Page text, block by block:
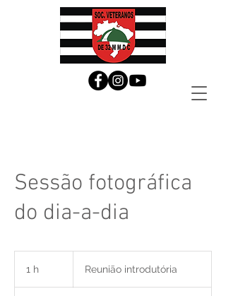
Sessão fotográfica
do dia-a-dia
1 h Reunião introdutória